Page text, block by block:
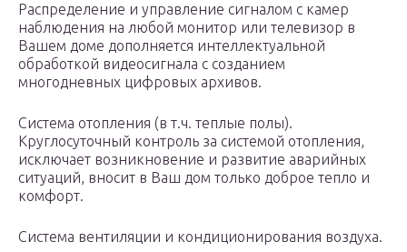
Распределение и управление сигналом с камер
наблюдения на любой монитор или телевизор в
Вашем доме дополняется интеллектуальной
обработкой видеосигнала с созданием
многодневных цифровых архивов.
Система отопления (в т.ч. теплые полы).
Круглосуточный контроль за системой отопления,
исключает возникновение и развитие аварийных
ситуаций, вносит в Ваш дом только доброе тепло и
комфорт.
Система вентиляции и кондиционирования воздуха.